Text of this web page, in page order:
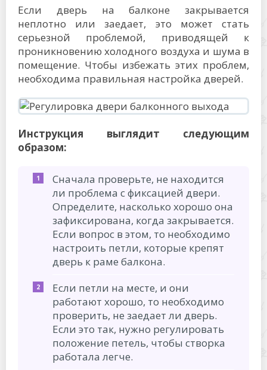
Если дверь на балконе закрывается
неплотно или заедает, это может стать
серьезной проблемой, приводящей к
проникновению холодного воздуха и шума в
помещение. Чтобы избежать этих проблем,
необходима правильная настройка дверей.
Инструкция выглядит следующим
образом:
Сначала проверьте, не находится
ли проблема с фиксацией двери.
Определите, насколько хорошо она
зафиксирована, когда закрывается.
Если вопрос в этом, то необходимо
настроить петли, которые крепят
дверь к раме балкона.
Если петли на месте, и они
работают хорошо, то необходимо
проверить, не заедает ли дверь.
Если это так, нужно регулировать
положение петель, чтобы створка
работала легче.